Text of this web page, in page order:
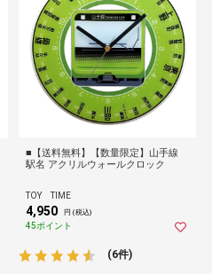
■【送料無料】【数量限定】山手線
駅名 アクリルウォールクロック
TOY TIME
4,950 円 (税込)
45ポイント
(6件)